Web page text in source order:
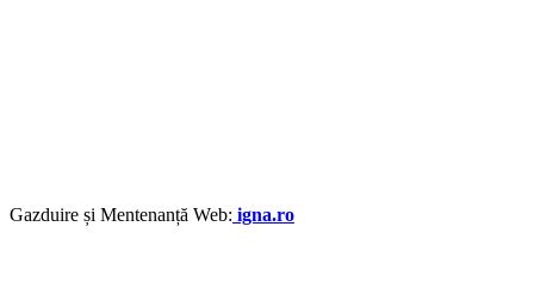
Gazduire și Mentenanță Web: igna.ro